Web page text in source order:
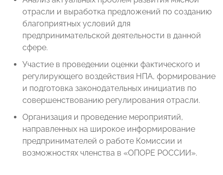
отрасли и выработка предложений по созданию
благоприятных условий для
предпринимательской деятельности в данной
сфере.
Участие в проведении оценки фактического и
регулирующего воздействия НПА, формирование
и подготовка законодательных инициатив по
совершенствованию регулирования отрасли.
Организация и проведение мероприятий,
направленных на широкое информирование
предпринимателей о работе Комиссии и
возможностях членства в «ОПОРЕ РОССИИ».